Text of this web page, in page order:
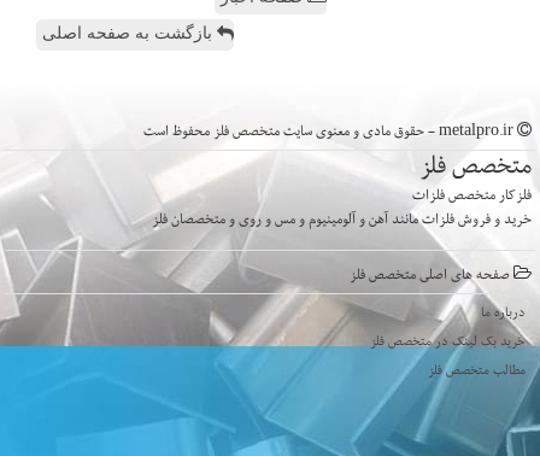
بازگشت به صفحه اصلی
متخصص فلز
فلزکار متخصص فلزات
خرید و فروش فلزات مانند آهن و آلومینیوم و مس و روی و متخصصان فلز
صفحه های اصلی متخصص فلز
درباره ما
خرید بک لینک در متخصص فلز
مطالب متخصص فلز